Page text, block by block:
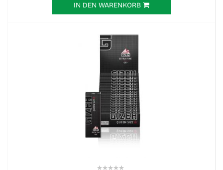
IN DEN WARENKORB